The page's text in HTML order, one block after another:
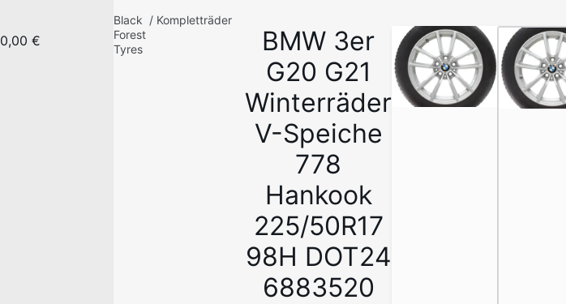
0,00 €
Black
Forest
Tyres
/ Kompletträder
BMW 3er
G20 G21
Winterräder
V-Speiche
778
Hankook
225/50R17
98H DOT24
6883520
1
/
7